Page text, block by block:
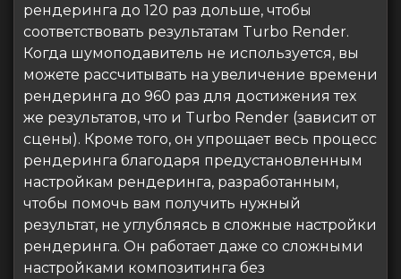
рендеринга до 120 раз дольше, чтобы
соответствовать результатам Turbo Render.
Когда шумоподавитель не используется, вы
можете рассчитывать на увеличение времени
рендеринга до 960 раз для достижения тех
же результатов, что и Turbo Render (зависит от
сцены). Кроме того, он упрощает весь процесс
рендеринга благодаря предустановленным
настройкам рендеринга, разработанным,
чтобы помочь вам получить нужный
результат, не углубляясь в сложные настройки
рендеринга. Он работает даже со сложными
настройками композитинга без